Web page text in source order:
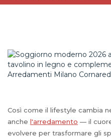
Così come il lifestyle cambia
anche l'arredamento — il
evolvere per trasformare gli